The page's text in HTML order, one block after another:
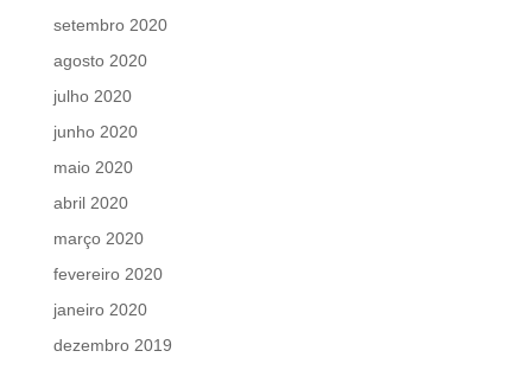
setembro 2020
agosto 2020
julho 2020
junho 2020
maio 2020
abril 2020
março 2020
fevereiro 2020
janeiro 2020
dezembro 2019